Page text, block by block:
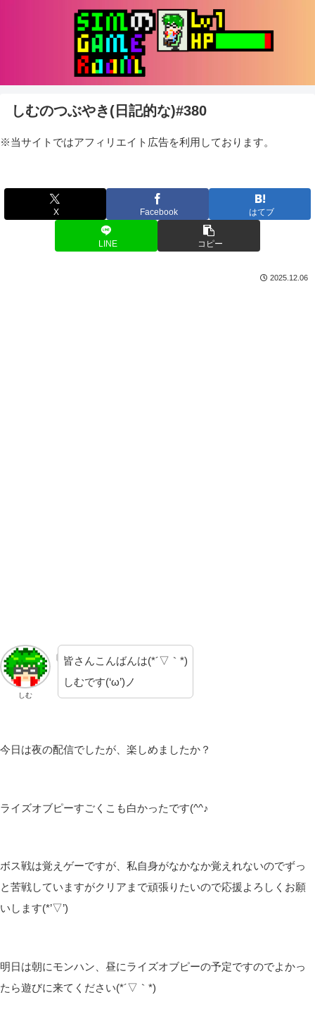
しむのつぶやき(日記的な)#380
※当サイトではアフィリエイト広告を利用しております。
X Facebook はてブ
LINE コピー
2025.12.06
しむ
皆さんこんばんは(*´▽｀*)
しむです(‘ω’)ノ
今日は夜の配信でしたが、楽しめましたか？
ライズオブピーすごくこも白かったです(^^♪
ボス戦は覚えゲーですが、私自身がなかなか覚えれないのでずっ
と苦戦していますがクリアまで頑張りたいので応援よろしくお願
いします(*’▽’)
明日は朝にモンハン、昼にライズオブピーの予定ですのでよかっ
たら遊びに来てください(*´▽｀*)